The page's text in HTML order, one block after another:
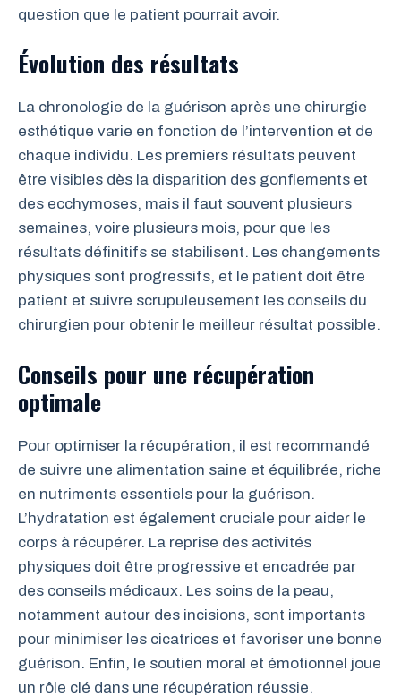
question que le patient pourrait avoir.
Évolution des résultats
La chronologie de la guérison après une chirurgie
esthétique varie en fonction de l’intervention et de
chaque individu. Les premiers résultats peuvent
être visibles dès la disparition des gonflements et
des ecchymoses, mais il faut souvent plusieurs
semaines, voire plusieurs mois, pour que les
résultats définitifs se stabilisent. Les changements
physiques sont progressifs, et le patient doit être
patient et suivre scrupuleusement les conseils du
chirurgien pour obtenir le meilleur résultat possible.
Conseils pour une récupération
optimale
Pour optimiser la récupération, il est recommandé
de suivre une alimentation saine et équilibrée, riche
en nutriments essentiels pour la guérison.
L’hydratation est également cruciale pour aider le
corps à récupérer. La reprise des activités
physiques doit être progressive et encadrée par
des conseils médicaux. Les soins de la peau,
notamment autour des incisions, sont importants
pour minimiser les cicatrices et favoriser une bonne
guérison. Enfin, le soutien moral et émotionnel joue
un rôle clé dans une récupération réussie.